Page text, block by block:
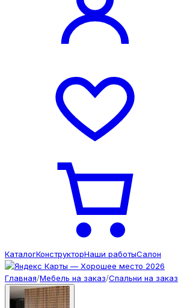
КаталогКонструкторНаши работыСалон
Главная/Мебель на заказ/Спальни на заказ